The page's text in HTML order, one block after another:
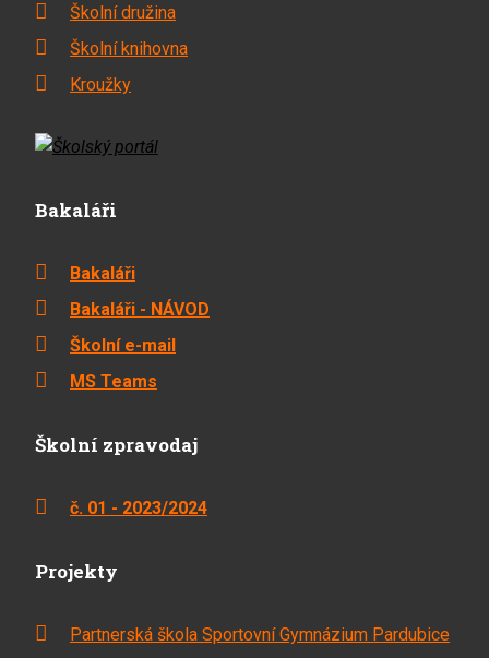
Školní družina
Školní knihovna
Kroužky
Bakaláři
Bakaláři
Bakaláři - NÁVOD
Školní e-mail
MS Teams
Školní zpravodaj
č. 01 - 2023/2024
Projekty
Partnerská škola Sportovní Gymnázium Pardubice